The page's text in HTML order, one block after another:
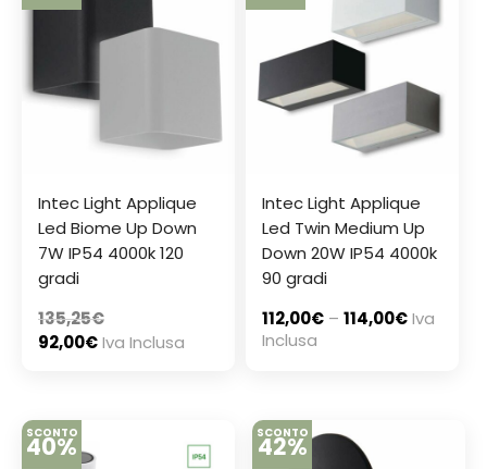
Intec Light Applique
Led Biome Up Down
7W IP54 4000k 120
gradi
135,25€
92,00€Iva Inclusa
Intec Light Applique
Led Twin Medium Up
Down 20W IP54 4000k
90 gradi
112,00€ –114,00€Iva
Inclusa
SCONTO
40% SCONTO
42%